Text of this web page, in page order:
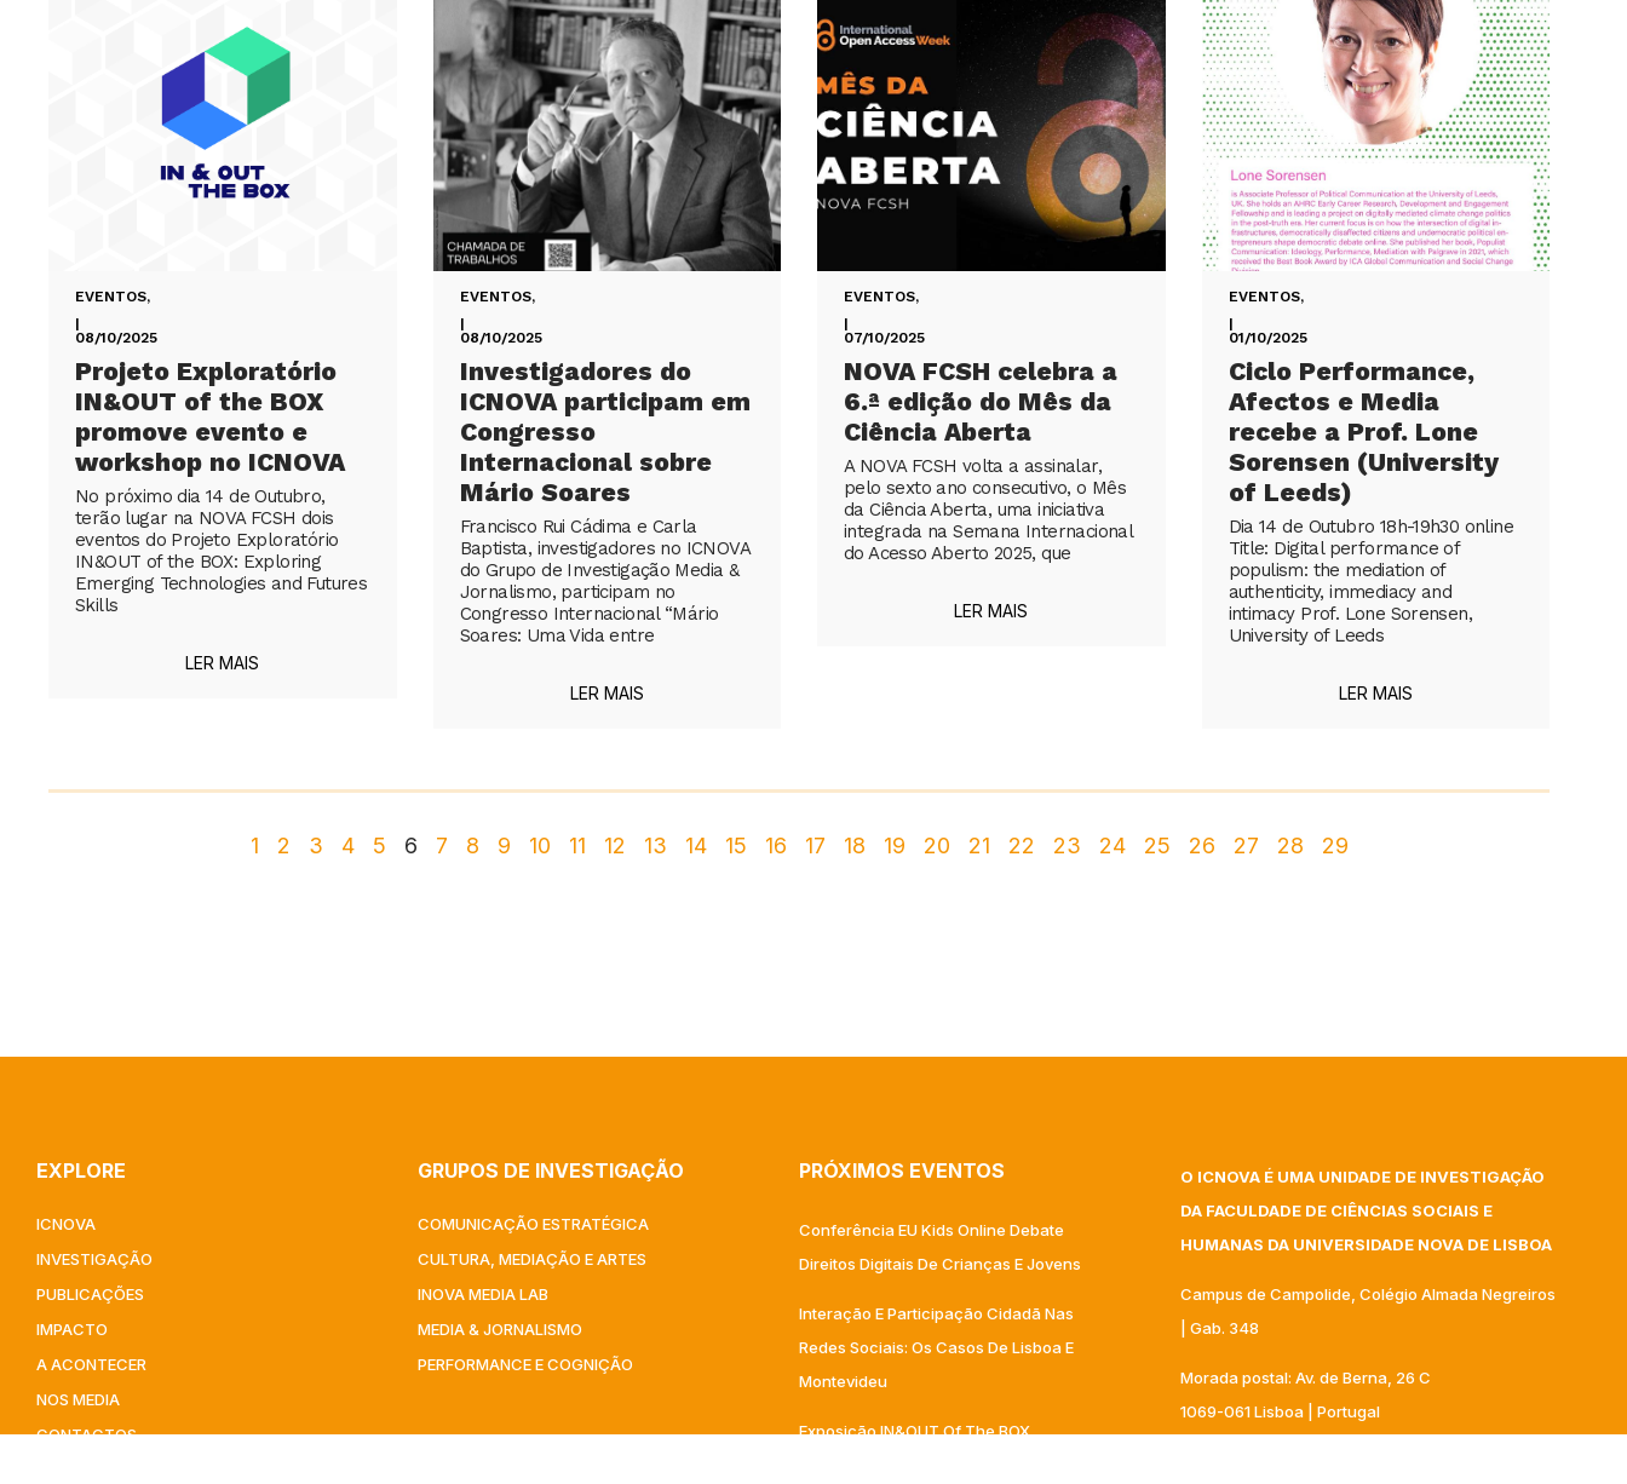
EVENTOS,
|
08/10/2025
Projeto Exploratório
IN&OUT of the BOX
promove evento e
workshop no ICNOVA
No próximo dia 14 de Outubro,
terão lugar na NOVA FCSH dois
eventos do Projeto Exploratório
IN&OUT of the BOX: Exploring
Emerging Technologies and Futures
Skills
LER MAIS
EVENTOS,
|
08/10/2025
Investigadores do
ICNOVA participam em
Congresso
Internacional sobre
Mário Soares
Francisco Rui Cádima e Carla
Baptista, investigadores no ICNOVA
do Grupo de Investigação Media &
Jornalismo, participam no
Congresso Internacional “Mário
Soares: Uma Vida entre
LER MAIS
EVENTOS,
|
07/10/2025
NOVA FCSH celebra a
6.ª edição do Mês da
Ciência Aberta
A NOVA FCSH volta a assinalar,
pelo sexto ano consecutivo, o Mês
da Ciência Aberta, uma iniciativa
integrada na Semana Internacional
do Acesso Aberto 2025, que
LER MAIS
EVENTOS,
|
01/10/2025
Ciclo Performance,
Afectos e Media
recebe a Prof. Lone
Sorensen (University
of Leeds)
Dia 14 de Outubro 18h-19h30 online
Title: Digital performance of
populism: the mediation of
authenticity, immediacy and
intimacy Prof. Lone Sorensen,
University of Leeds
LER MAIS
1 2 3 4 5 6 7 8 9 10 11 12 13 14 15 16 17 18 19 20 21 22 23 24 25 26 27 28 29
EXPLORE
ICNOVA
INVESTIGAÇÃO
PUBLICAÇÕES
IMPACTO
A ACONTECER
NOS MEDIA
CONTACTOS
GRUPOS DE INVESTIGAÇÃO
COMUNICAÇÃO ESTRATÉGICA
CULTURA, MEDIAÇÃO E ARTES​
INOVA MEDIA LAB
MEDIA & JORNALISMO
PERFORMANCE E COGNIÇÃO
PRÓXIMOS EVENTOS
Conferência EU Kids Online Debate
Direitos Digitais De Crianças E Jovens
Interação E Participação Cidadã Nas
Redes Sociais: Os Casos De Lisboa E
Montevideu
Exposição IN&OUT Of The BOX
O ICNOVA É UMA UNIDADE DE INVESTIGAÇÃO
DA FACULDADE DE CIÊNCIAS SOCIAIS E
HUMANAS DA UNIVERSIDADE NOVA DE LISBOA
Campus de Campolide, Colégio Almada Negreiros
| Gab. 348
Morada postal: Av. de Berna, 26 C
1069-061 Lisboa | Portugal